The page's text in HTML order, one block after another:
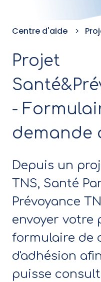
Centre d'aide
Projet
-
demande
Depuis un
TNS, Santé
Prévoyance
envoyer votre
formulaire de
d'adhésion
puisse